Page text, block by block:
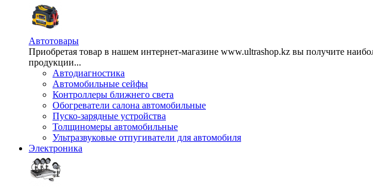
Автотовары
Приобретая товар в нашем интернет-магазине www.ultrashop.kz вы получите
продукции...
Автодиагностика
Автомобильные сейфы
Контроллеры ближнего света
Обогреватели салона автомобильные
Пуско-зарядные устройства
Толщиномеры автомобильные
Ультразвуковые отпугиватели для автомобиля
Электроника